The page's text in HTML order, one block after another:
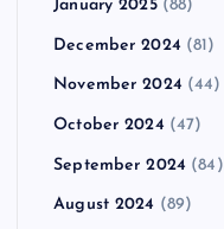
January 2025(88)
December 2024 (81)
November 2024 (44)
October 2024 (47)
September 2024 (84)
August 2024 (89)